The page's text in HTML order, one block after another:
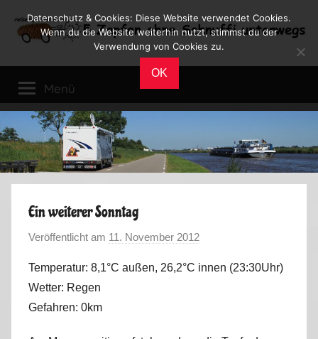
Inhalt
Reiseblog
Leben
im
Wohnmobil
Menü
Ein weiterer Sonntag
Veröffentlicht am 11. November 2012
n
Temperatur: 8,1°C außen, 26,2°C innen (23:30Uhr)
Wetter: Regen
Gefahren: 0km
Datenschutz & Cookies: Diese Website verwendet Cookies.
Wenn du die Website weiterhin nutzt, stimmst du der
Verwendung von Cookies zu.
OK